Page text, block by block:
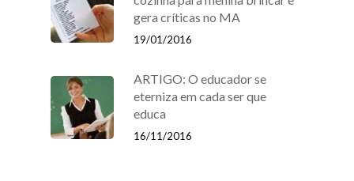
gera críticas no MA
19/01/2016
ARTIGO: O educador se
eterniza em cada ser que
educa
16/11/2016